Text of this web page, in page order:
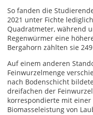
So fanden die
2021 unter Fichte
Quadratmeter, während
Regenwürmer eine
Bergahorn zählten sie
Auf einem anderen
Feinwurzelmenge
nach Bodenschicht
dreifachen der
korrespondierte mit
Biomasseleistung von